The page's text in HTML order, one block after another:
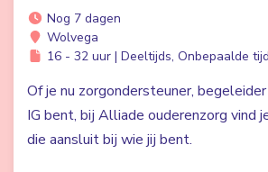
Nog 7 dagen
Wolvega
16 - 32 uur | Deeltijds, Onbepaalde tijd
Of je nu zorgondersteuner,
IG bent, bij Alliade ouderenzorg vind
die aansluit bij wie jij bent.